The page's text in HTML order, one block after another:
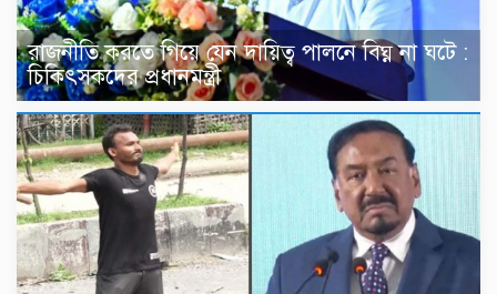
রাজনীতি করতে গিয়ে যেন দায়িত্ব পালনে বিঘ্ন না ঘটে :
চিকিৎসকদের প্রধানমন্ত্রী